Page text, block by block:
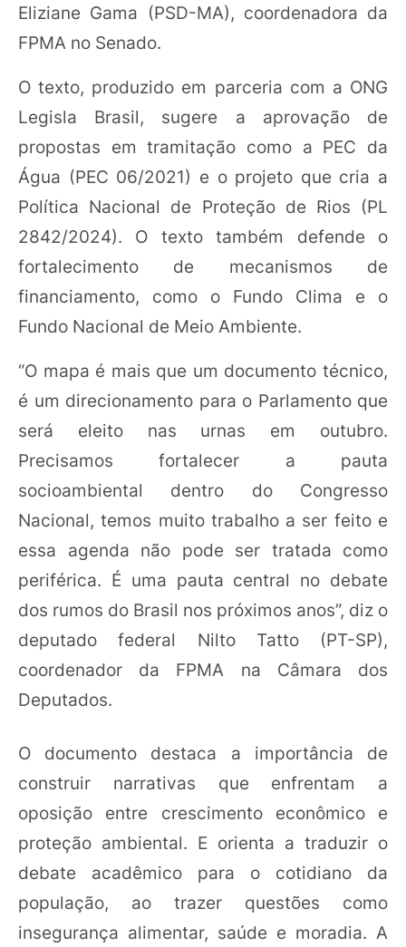
Eliziane Gama (PSD-MA), coordenadora da
FPMA no Senado.
O texto, produzido em parceria com a ONG
Legisla Brasil, sugere a aprovação de
propostas em tramitação como a PEC da
Água (PEC 06/2021) e o projeto que cria a
Política Nacional de Proteção de Rios (PL
2842/2024). O texto também defende o
fortalecimento de mecanismos de
financiamento, como o Fundo Clima e o
Fundo Nacional de Meio Ambiente.
“O mapa é mais que um documento técnico,
é um direcionamento para o Parlamento que
será eleito nas urnas em outubro.
Precisamos fortalecer a pauta
socioambiental dentro do Congresso
Nacional, temos muito trabalho a ser feito e
essa agenda não pode ser tratada como
periférica. É uma pauta central no debate
dos rumos do Brasil nos próximos anos”, diz o
deputado federal Nilto Tatto (PT-SP),
coordenador da FPMA na Câmara dos
Deputados.
O documento destaca a importância de
construir narrativas que enfrentam a
oposição entre crescimento econômico e
proteção ambiental. E orienta a traduzir o
debate acadêmico para o cotidiano da
população, ao trazer questões como
insegurança alimentar, saúde e moradia. A